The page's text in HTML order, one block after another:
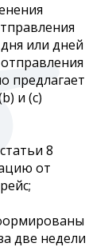
или дней
предлагает
и (c)
8
от
две недели